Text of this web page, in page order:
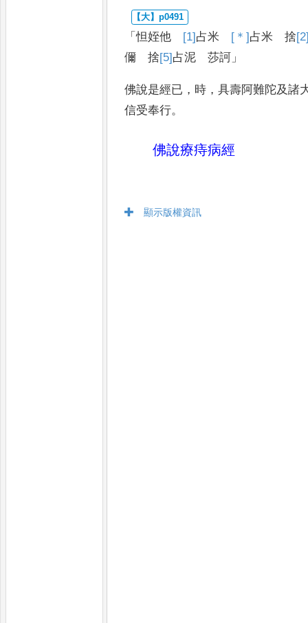
「怛姪他 [1] 占米 [＊] 占米 捨
儞 捨[5] 占泥 莎訶 」
佛說是經已 ， 時 ，具壽阿難陀及諸
信受奉行。
佛說療痔病經
顯示版權資訊